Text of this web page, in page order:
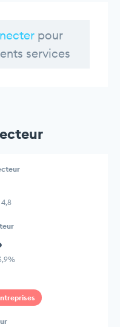
pour
services